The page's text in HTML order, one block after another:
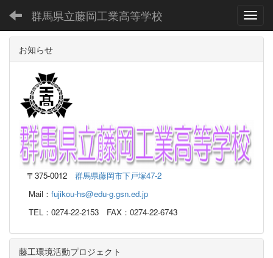
群馬県立藤岡工業高等学校
お知らせ
〒375-0012
群馬県藤岡市下戸塚47-2
Mail： fujikou-hs@edu-g.gsn.ed.jp
TEL：0274-22-2153 FAX：0274-22-6743
藤工環境活動プロジェクト